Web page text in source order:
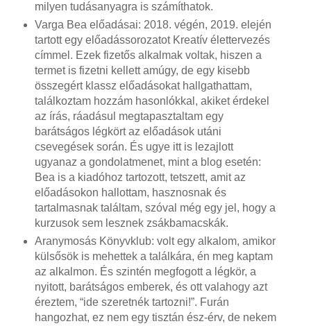
milyen tudásanyagra is számíthatok.
Varga Bea előadásai: 2018. végén, 2019. elején
tartott egy előadássorozatot Kreatív élettervezés
címmel. Ezek fizetős alkalmak voltak, hiszen a
termet is fizetni kellett amúgy, de egy kisebb
összegért klassz előadásokat hallgathattam,
találkoztam hozzám hasonlókkal, akiket érdekel
az írás, ráadásul megtapasztaltam egy
barátságos légkört az előadások utáni
csevegések során. És ugye itt is lezajlott
ugyanaz a gondolatmenet, mint a blog esetén:
Bea is a kiadóhoz tartozott, tetszett, amit az
előadásokon hallottam, hasznosnak és
tartalmasnak találtam, szóval még egy jel, hogy a
kurzusok sem lesznek zsákbamacskák.
Aranymosás Könyvklub: volt egy alkalom, amikor
külsősök is mehettek a találkára, én meg kaptam
az alkalmon. És szintén megfogott a légkör, a
nyitott, barátságos emberek, és ott valahogy azt
éreztem, “ide szeretnék tartozni!”. Furán
hangozhat, ez nem egy tisztán ész-érv, de nekem